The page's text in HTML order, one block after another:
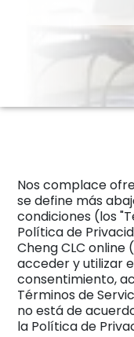
Nos complace
se define más
condiciones (los
Política de
Cheng CLC online
acceder y utilizar
consentimiento,
Términos de
no está de
la Política de